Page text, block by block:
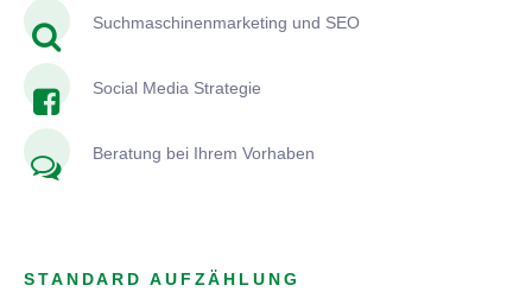
Suchmaschinenmarketing und SEO
Social Media Strategie
Beratung bei Ihrem Vorhaben
STANDARD AUFZÄHLUNG